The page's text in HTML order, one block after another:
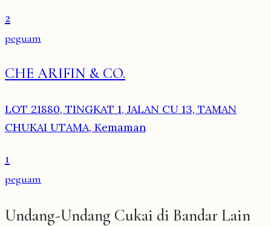
2
peguam
CHE ARIFIN & CO.
LOT 21880, TINGKAT 1, JALAN CU 13, TAMAN
CHUKAI UTAMA, Kemaman
1
peguam
Undang-Undang Cukai di Bandar Lain